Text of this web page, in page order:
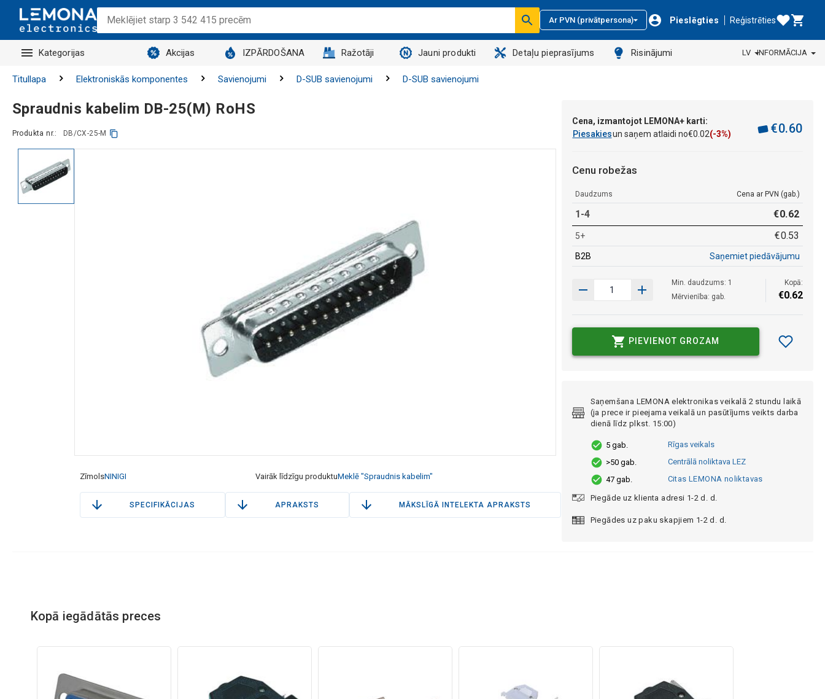
Ar PVN (privātpersona) Pieslēgties Reģistrēties
Kategorijas Akcijas IZPĀRDOŠANA Ražotāji Jauni produkti Detaļu pieprasījums Risinājumi LV INFORMĀCIJA
Titullapa Elektroniskās komponentes Savienojumi D-SUB savienojumi D-SUB savienojumi
Spraudnis kabelim DB-25(M) RoHS
Produkta nr.: DB/CX-25-M
ZīmolsNINIGI Vairāk līdzīgu produktuMeklē "Spraudnis kabelim"
SPECIFIKĀCIJAS APRAKSTS MĀKSLĪGĀ INTELEKTA APRAKSTS
Cena, izmantojot LEMONA+ karti:
Piesakiesun saņem atlaidi no€0 02(-3%) €0.60
Cenu robežas
Daudzums Cena ar PVN (gab.)
1-4 €0.62
5+ €0.53
B2B Saņemiet piedāvājumu
Min. daudzums: 1
Mērvienība: gab.
Kopā:
€0.62
PIEVIENOT GROZAM
Saņemšana LEMONA elektronikas veikalā 2 stundu laikā
(ja prece ir pieejama veikalā un pasūtījums veikts darba
dienā līdz plkst. 15:00)
5 gab.
Rīgas veikals
>50 gab.
Centrālā noliktava LEZ
47 gab.
Citas LEMONA noliktavas
Piegāde uz klienta adresi 1-2 d. d.
Piegādes uz paku skapjiem 1-2 d. d.
Kopā iegādātās preces